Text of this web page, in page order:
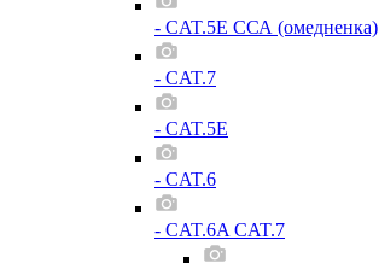
- CAT.5E ССА (омедненка)
- CAT.7
- CAT.5E
- CAT.6
- CAT.6A CAT.7